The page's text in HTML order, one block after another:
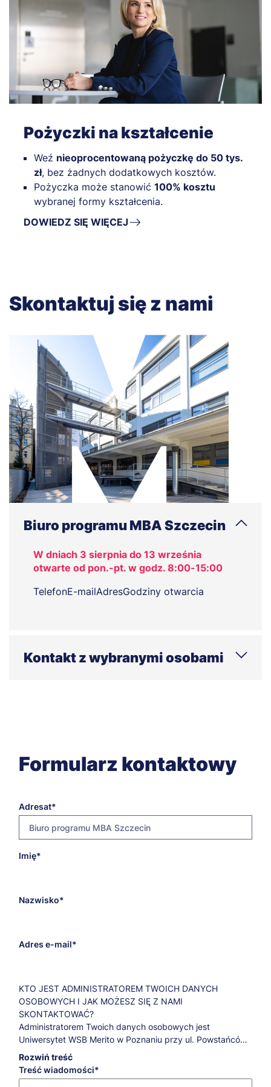
Pożyczki na kształcenie
Weź nieoprocentowaną pożyczkę do 50 tys.
zł, bez żadnych dodatkowych kosztów.
Pożyczka może stanowić 100% kosztu
wybranej formy kształcenia.
DOWIEDZ SIĘ WIĘCEJ
Skontaktuj się z nami
Biuro programu MBA Szczecin
W dniach 3 sierpnia do 13 września
otwarte od pon.-pt. w godz. 8:00-15:00
TelefonE-mailAdresGodziny otwarcia
Kontakt z wybranymi osobami
E-mail:mba@szczecin.merito.pl
Formularz kontaktowy
Adresat
Biuro programu MBA Szczecin
E-
Imię
Nazwisko
Adres e-mail
KTO JEST ADMINISTRATOREM TWOICH DANYCH
OSOBOWYCH I JAK MOŻESZ SIĘ Z NAMI
SKONTAKTOWAĆ?
Administratorem Twoich danych osobowych jest
Uniwersytet WSB Merito w Poznaniu przy ul. Powstańców
Wielkopolskich 5.
Jeśli masz pytania dotyczące przetwarzania Twoich
danych osobowych oraz przysługujących Ci praw,
Rozwiń treść
Treść wiadomości